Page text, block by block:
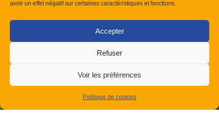
avoir un effet négatif sur certaines caractéristiques et fonctions.
Accepter
Refuser
Voir les préférences
Politique de cookies
personnelles.
Clim Provence et de ses partenaires.